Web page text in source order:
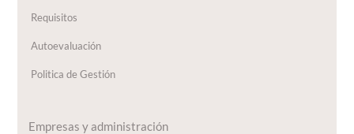
Requisitos
Autoevaluación
Politica de Gestión
Empresas y administración